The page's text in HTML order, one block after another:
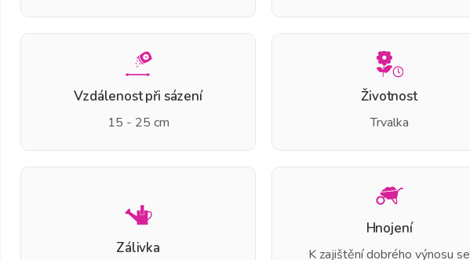
Vzdálenost při sázení
15 - 25 cm
Životnost
Trvalka
Zálivka
Hnojení
K zajištění dobrého výnosu se